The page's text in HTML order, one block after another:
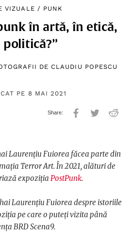
VIZUALE / PUNK
în artă, în etică,
politică?”
DE CLAUDIU POPESCU
PE 8 MAI 2021
Laurențiu Fuiorea făcea parte din
Terror Art. În 2021, alături de
expoziția PostPunk.
Laurențiu Fuiorea despre istoriile
pe care o puteți vizita până
BRD Scena9.